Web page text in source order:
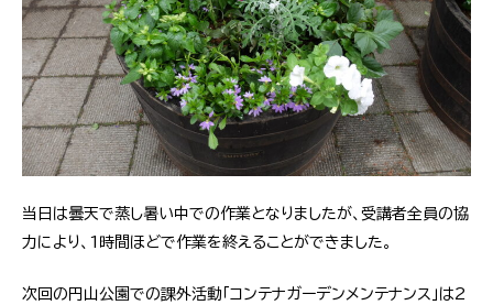
当日は曇天で蒸し暑い中での作業となりましたが、受講者全員の協
力により、1時間ほどで作業を終えることができました。
次回の円山公園での課外活動「コンテナガーデンメンテナンス」は2